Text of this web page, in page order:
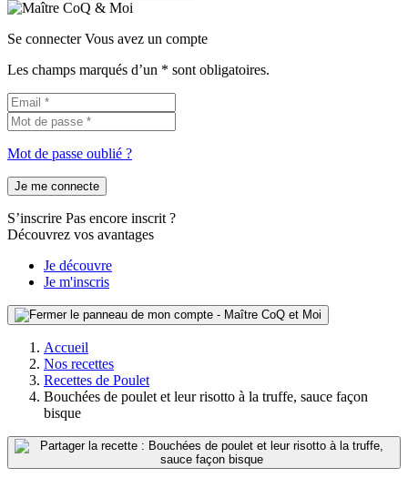
Se connecter Vous avez un compte
Les champs marqués d’un * sont obligatoires.
Mot de passe oublié ?
Je me connecte
S’inscrire Pas encore inscrit ?
Découvrez vos avantages
Je découvre
Je m'inscris
Accueil
Nos recettes
Recettes de Poulet
Bouchées de poulet et leur risotto à la truffe, sauce façon
bisque